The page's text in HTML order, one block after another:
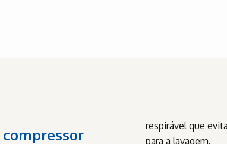
respirável que
para a lavagem.